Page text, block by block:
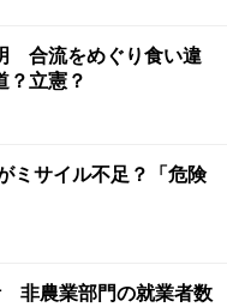
合流をめぐり食い違
立憲？
ミサイル不足？「危険
非農業部門の就業者数